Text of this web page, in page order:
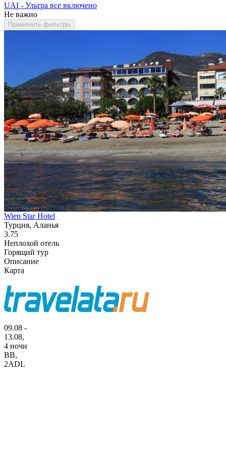
UAI - Ультра все включено
Не важно
Применить фильтры
Wien Star Hotel
Турция, Аланья
3.75
Неплохой отель
Горящий тур
Описание
Карта
09.08 -
13.08,
4 ночи
BB,
2ADL